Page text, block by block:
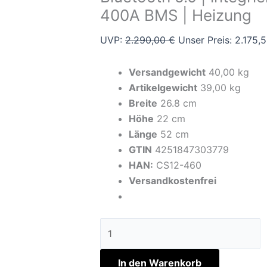
400A BMS | Heizung
UVP: 2.290,00€ Unser Preis:
Versandgewicht 40,00 kg
Artikelgewicht 39,00 kg
Breite 26.8 cm
Höhe 22 cm
Länge 52 cm
GTIN 4251847303779
HAN: CS12-460
Versandkostenfrei
In den Warenkorb